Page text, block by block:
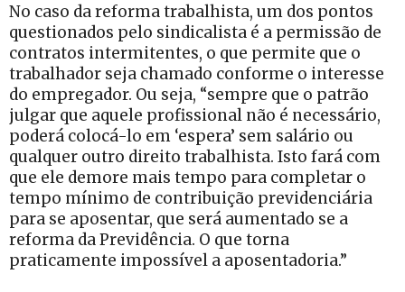
No caso da reforma trabalhista, um dos pontos
questionados pelo sindicalista é a permissão de
contratos intermitentes, o que permite que o
trabalhador seja chamado conforme o interesse
do empregador. Ou seja, “sempre que o patrão
julgar que aquele profissional não é necessário,
poderá colocá-lo em ‘espera’ sem salário ou
qualquer outro direito trabalhista. Isto fará com
que ele demore mais tempo para completar o
tempo mínimo de contribuição previdenciária
para se aposentar, que será aumentado se a
reforma da Previdência. O que torna
praticamente impossível a aposentadoria.”